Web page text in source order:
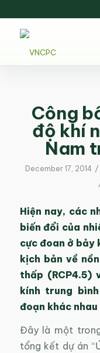
Công
độ khí
Nam
December 17, 2014 /
Hiện nay, các
biến đổi của
cực đoan ở bảy
kịch bản về
thấp (RCP4.5)
kính trung
đoạn khác
Đây là một
tổng kết dự án